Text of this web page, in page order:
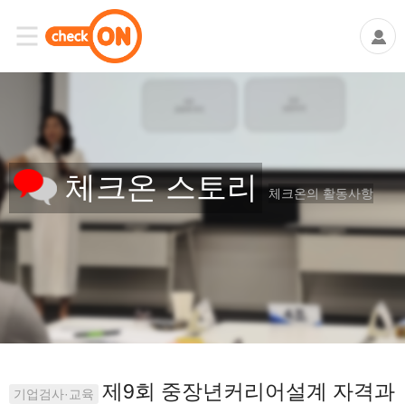
체크온 스토리 체크온의 활동사항
기업검사·교육
제9회 중장년커리어설계 자격과